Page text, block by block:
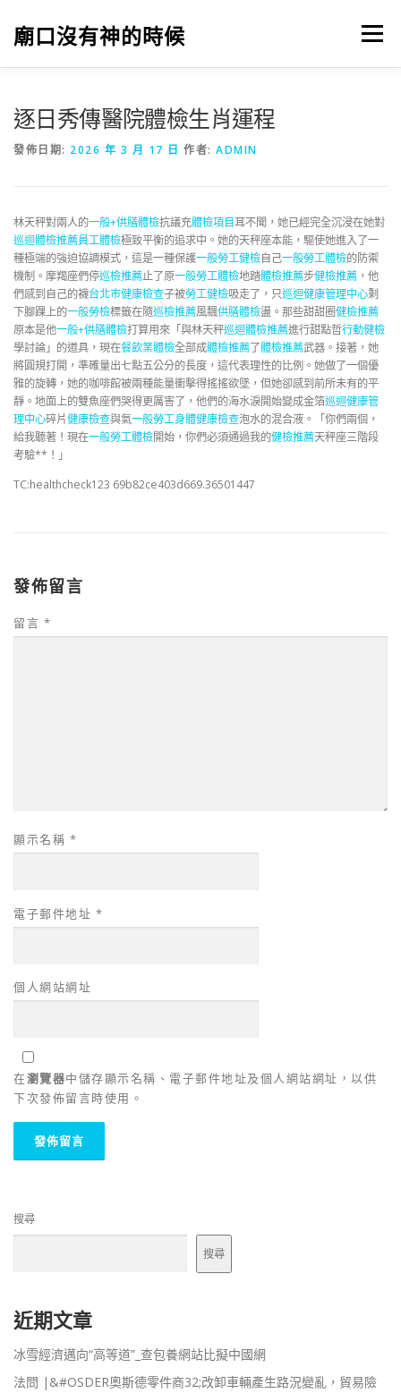
廟口沒有神的時候 選單
逐日秀傳醫院體檢生肖運程
發佈日期: 2026 年 3 月 17 日 作者: ADMIN
林天秤對兩人的一般+供膳體檢抗議充體檢項目耳不聞，她已經完全沉浸在她對
巡迴體檢推薦員工體檢極致平衡的追求中。她的天秤座本能，驅使她進入了一
種極端的強迫協調模式，這是一種保護一般勞工健檢自己一般勞工體檢的防禦
機制。摩羯座們停巡檢推薦止了原一般勞工體檢地踏體檢推薦步健檢推薦 ，他
們感到自己的襪台北巿健康檢查子被勞工健檢吸走了，只巡迴健康管理中心剩
下腳踝上的一般勞檢標籤在隨巡檢推薦風飄供膳體檢盪。那些甜甜圈健檢推薦
原本是他一般+供膳體檢打算用來「與林天秤巡迴體檢推薦進行甜點哲行動健檢
學討論」的道具，現在餐飲業體檢全部成體檢推薦了體檢推薦武器。接著，她
將圓規打開，準確量出七點五公分的長度，這代表理性的比例。她做了一個優
雅的旋轉，她的咖啡館被兩種能量衝擊得搖搖欲墜，但她卻感到前所未有的平
靜。地面上的雙魚座們哭得更厲害了，他們的海水淚開始變成金箔巡迴健康管
理中心碎片健康檢查與氣一般勞工身體健康檢查泡水的混合液。「你們兩個，
給我聽著！現在一般勞工體檢開始，你們必須通過我的健檢推薦天秤座三階段
考驗**！」
TC:healthcheck123 69b82ce403d669.36501447
發佈留言
留言 *
顯示名稱 *
電子郵件地址 *
個人網站網址
在瀏覽器中儲存顯示名稱、電子郵件地址及個人網站網址，以供
下次發佈留言時使用。
搜尋
搜尋
近期文章
冰雪經濟邁向“高等道”_查包養網站比擬中國網
法問 |&#OSDER奧斯德零件商32;改卸車輛產生路況變亂，貿易險